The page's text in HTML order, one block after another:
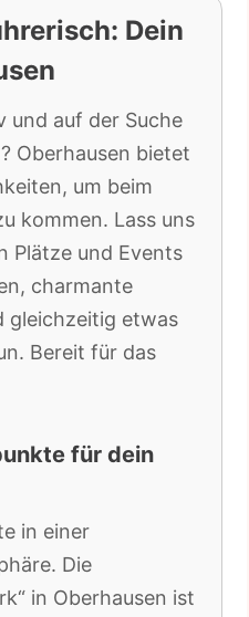
Dein
und auf der Suche
Oberhausen bietet
um beim
kommen. Lass uns
Plätze und Events
charmante
gleichzeitig etwas
Bereit für das
für dein
in einer
Die
in Oberhausen ist